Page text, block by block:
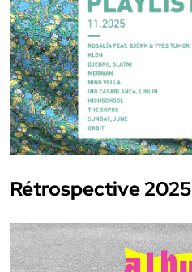
Rétrospective 2025